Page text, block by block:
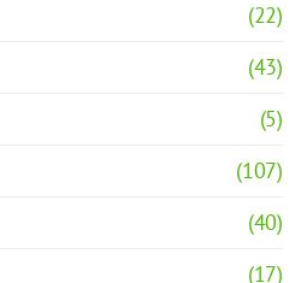
(22)
(43)
(5)
(107)
(40)
(17)